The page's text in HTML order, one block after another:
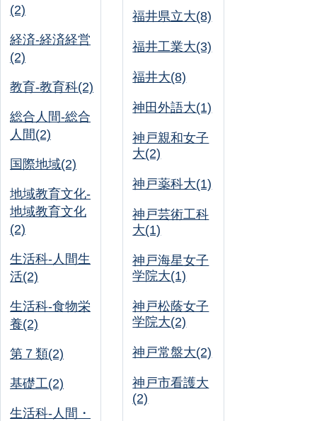
(2)
経済-経済経営
(2)
教育-教育科(2)
総合人間-総合
人間(2)
国際地域(2)
地域教育文化-
地域教育文化
(2)
生活科-人間生
活(2)
生活科-食物栄
養(2)
第７類(2)
基礎工(2)
生活科-人間・
福井県立大(8)
福井工業大(3)
福井大(8)
神田外語大(1)
神戸親和女子
大(2)
神戸薬科大(1)
神戸芸術工科
大(1)
神戸海星女子
学院大(1)
神戸松蔭女子
学院大(2)
神戸常盤大(2)
神戸市看護大
(2)